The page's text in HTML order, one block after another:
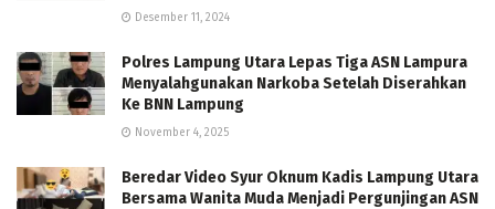
Desember 11, 2024
Polres Lampung Utara Lepas Tiga ASN Lampura
Menyalahgunakan Narkoba Setelah Diserahkan
Ke BNN Lampung
November 4, 2025
Beredar Video Syur Oknum Kadis Lampung Utara
Bersama Wanita Muda Menjadi Pergunjingan ASN